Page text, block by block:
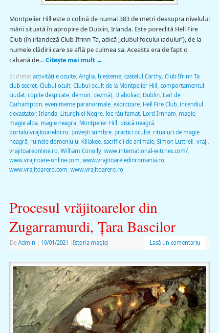
Montpelier Hill este o colină de numai 383 de metri deasupra nivelului
mării situată în apropire de Dublin, Irlanda. Este poreclită Hell Fire
Club (în irlandeză Club Ifrinn Ta, adică „clubul focului iadului”), de la
numele clădirii care se află pe culmea sa. Aceasta era de fapt o
cabană de… Citește mai mult →
Etichetat activităţile oculte, Anglia, blesteme, castelul Carthy, Club Ifrinn Ta,
club secret, Clubul ocult, Clubul ocult de la Montpelier Hill
comportamentul
ciudat, copite despicate, demon dezmăț, Diaboliad Dublin Earl de
Carhampton evenimente paranormale, exorcizare, Hell Fire Club, incendiul
devastator, Irlanda, Liturghiei Negre, loc rău famat, Lord Irnham magie,
magie alba, magie neagra, Montpelier Hill pisică neagră,
portalulvrajitoarelor.ro, poveşti sumbre, practici oculte, ritualuri de magie
neagră, ruinele domeniului Killakee, sacrificii de animale, Simon Luttrell vraji
vrajitoareonline.ro, William Conolly, www.international-witches.com/,
www.vrajitoare-online.com www.vrajitoareledinromania.ro,
www.vrajitoarero.com www.vrajitoarero.ro
Procesul vrăjitoarelor din
Zugarramurdi, Ţara Bascilor
De Admin 10/01/2021 Istoria magiei Lasă un comentariu